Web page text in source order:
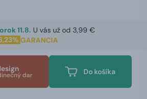
11.8. U vás už od 3,99 €
GARANCIA
dar Do košíka